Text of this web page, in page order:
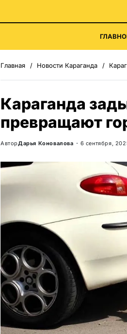
Главная Новости Караганда
Караганда
превращают
АвторДарья Коновалова 6 сентября,